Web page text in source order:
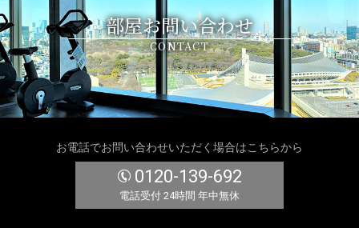
部屋お問い合わせ
CONTACT
お電話でお問い合わせいただく場合はこちらから
0120-139-692
電話受付 24時間 年中無休